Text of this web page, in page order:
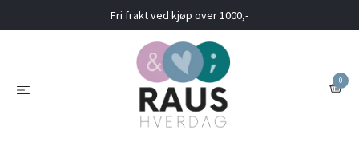
Fri frakt ved kjøp over 1000,-
0